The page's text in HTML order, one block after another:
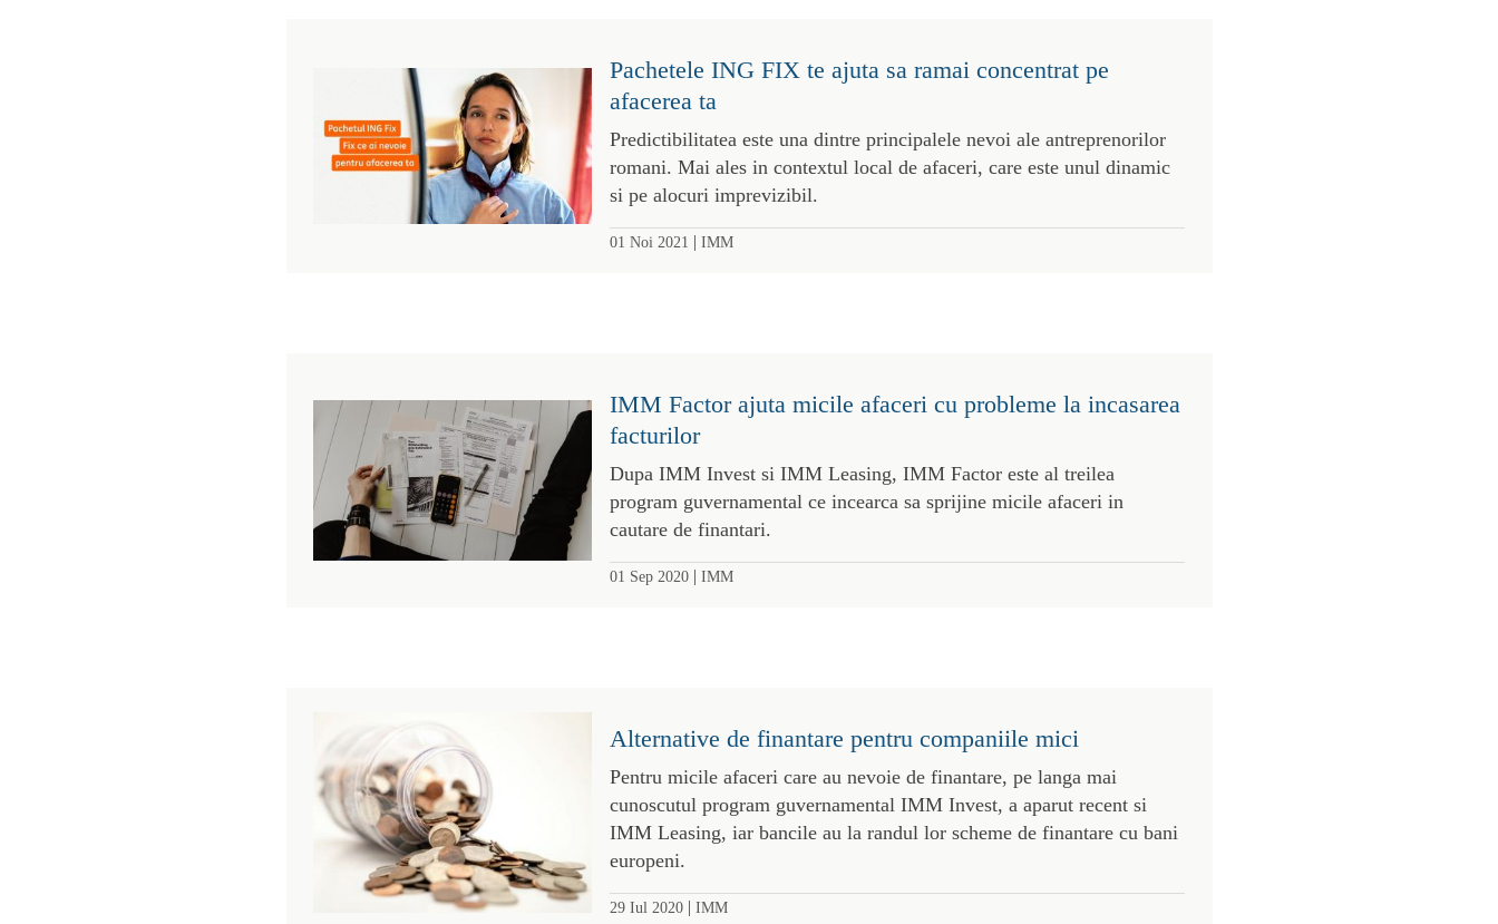
Pachetele ING FIX te ajuta sa ramai concentrat pe
afacerea ta
Predictibilitatea este una dintre principalele nevoi ale antreprenorilor
romani. Mai ales in contextul local de afaceri, care este unul dinamic
si pe alocuri imprevizibil.
01 Noi 2021 | IMM
IMM Factor ajuta micile afaceri cu probleme la incasarea
facturilor
Dupa IMM Invest si IMM Leasing, IMM Factor este al treilea
program guvernamental ce incearca sa sprijine micile afaceri in
cautare de finantari.
01 Sep 2020| IMM
Alternative de finantare pentru companiile mici
Pentru micile afaceri care au nevoie de finantare, pe langa mai
cunoscutul program guvernamental IMM Invest, a aparut recent si
IMM Leasing, iar bancile au la randul lor scheme de finantare cu bani
europeni.
29 Iul 2020| IMM